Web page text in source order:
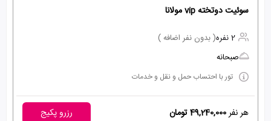
سوئیت دوتخته vip مولانا
2 نفره
( بدون نفر اضافه )
صبحانه
تور با احتساب حمل و نقل و خدمات
هر نفر49,240,000 تومان رزرو پکیج